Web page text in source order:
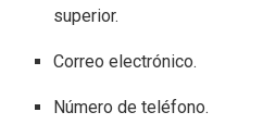
superior.
Correo electrónico.
Número de teléfono.